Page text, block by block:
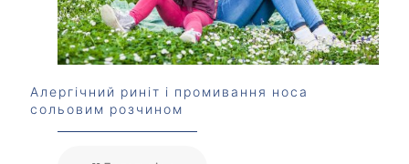
Алергічний риніт і промивання носа
сольовим розчином